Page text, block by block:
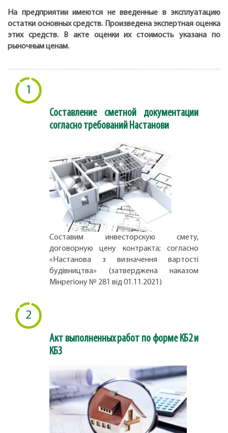
На предприятии имеются не введенные в эксплуатацию
остатки основных средств. Произведена экспертная оценка
этих средств. В акте оценки их стоимость указана по
рыночным ценам.
1
Составление сметной документации
согласно требований Настанови
Составим инвесторскую смету,
договорную цену контракта; согласно
«Настанова з визначення вартості
будівництва» (затверджена наказом
Мінрегіону № 281 від 01.11.2021)
2
Акт выполненных работ по форме КБ2 и
КБ3